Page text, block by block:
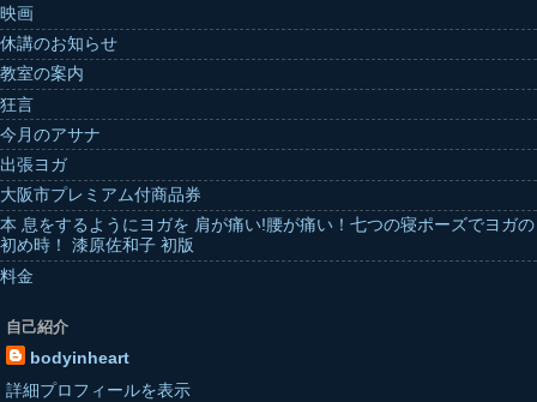
映画
休講のお知らせ
教室の案内
狂言
今月のアサナ
出張ヨガ
大阪市プレミアム付商品券
本 息をするようにヨガを 肩が痛い!腰が痛い！七つの寝ポーズでヨガの
初め時！ 漆原佐和子 初版
料金
自己紹介
bodyinheart
詳細プロフィールを表示